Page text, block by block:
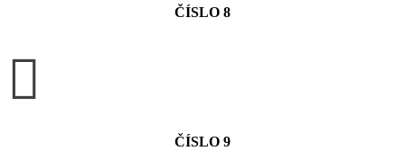
ČÍSLO 8

ČÍSLO 9